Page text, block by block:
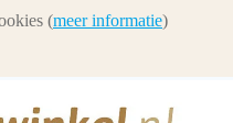
(meer informatie)